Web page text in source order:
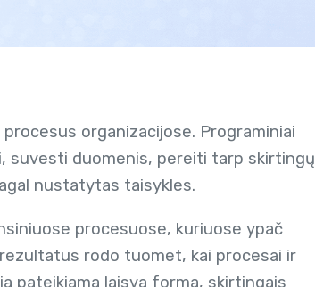
organizacijose. Programiniai
suvesti duomenis, pereiti tarp skirtingų
nustatytas taisykles.
procesuose, kuriuose ypač
rodo tuomet, kai procesai ir
pateikiama laisva forma, skirtingais